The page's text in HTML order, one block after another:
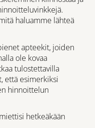
haluamme lähteä
apteekit, joiden
ole kovaa
tulostettavilla
että esimerkiksi
hinnoittelun
hetkeäkään